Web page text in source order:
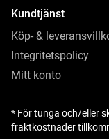
Kundtjänst
Köp- &
Integritetspolicy
Mitt konto
* För tunga och/eller
fraktkostnader